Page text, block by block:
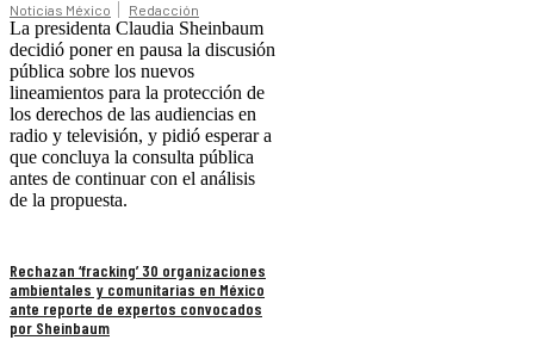
Noticias México Redacción
La presidenta Claudia Sheinbaum
decidió poner en pausa la discusión
pública sobre los nuevos
lineamientos para la protección de
los derechos de las audiencias en
radio y televisión, y pidió esperar a
que concluya la consulta pública
antes de continuar con el análisis
de la propuesta.
Rechazan ‘fracking’ 30 organizaciones
ambientales y comunitarias en México
ante reporte de expertos convocados
por Sheinbaum